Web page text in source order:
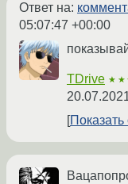
Ответ на:
05:07:47 +00:00
TDrive
Показать